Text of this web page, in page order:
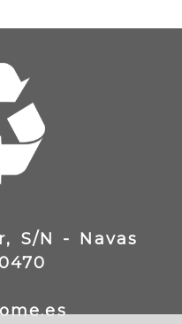
S/N - Navas
info